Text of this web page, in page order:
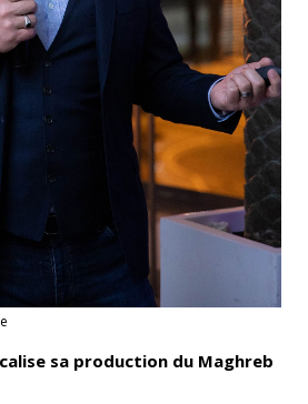
sa production du Maghreb